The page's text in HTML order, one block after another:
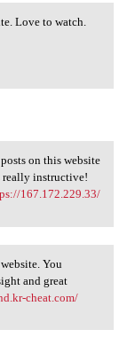
Love to watch.
your
on this website
really instructive!
167.172.229.33/
You
and great
cheat.com/